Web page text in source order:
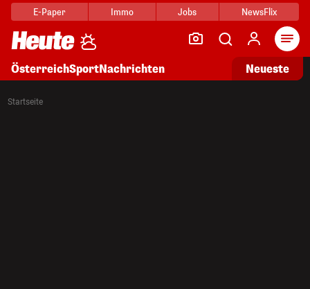
E-Paper Immo Jobs NewsFlix
ÖsterreichSportNachrichten Neueste
Startseite